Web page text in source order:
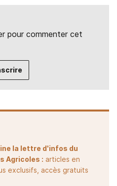
pour commenter cet
la lettre d'infos du
Agricoles : articles en
exclusifs, accès gratuits